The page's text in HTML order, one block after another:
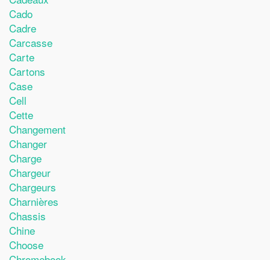
Cado
Cadre
Carcasse
Carte
Cartons
Case
Cell
Cette
Changement
Changer
Charge
Chargeur
Chargeurs
Charnières
Chassis
Chine
Choose